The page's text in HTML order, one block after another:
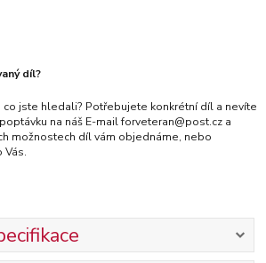
díl?
co jste hledali? Potřebujete konkrétní díl a nevíte
na náš E-mail forveteran@post.cz a
možnostech díl vám objednáme, nebo
Vás.